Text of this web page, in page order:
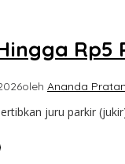
Rp5
oleh Ananda
juru parkir